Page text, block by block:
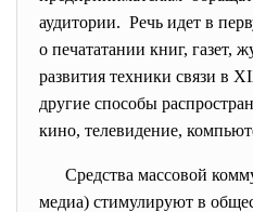
аудитории. Речь идет в
о печататании книг, газет,
развития техники связи в
другие способы
кино, телевидение,
Средства массовой
медиа) стимулируют в